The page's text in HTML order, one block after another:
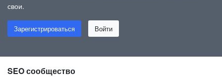
свои.
Зарегистрироваться Войти
SEO сообщество